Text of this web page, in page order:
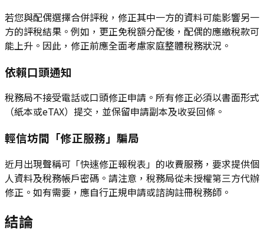
若您與配偶選擇合併評稅，修正其中一方的資料可能影響另一
方的評稅結果。例如，更正免稅額分配後，配偶的應繳稅款可
能上升。因此，修正前應全面考慮家庭整體稅務狀況。
依賴口頭通知
稅務局不接受電話或口頭修正申請。所有修正必須以書面形式
（紙本或eTAX）提交，並保留申請副本及收妥回條。
輕信坊間「修正服務」騙局
近月出現聲稱可「快速修正報稅表」的收費服務，要求提供個
人資料及稅務帳戶密碼。請注意，稅務局從未授權第三方代辦
修正。如有需要，應自行正規申請或諮詢註冊稅務師。
結論